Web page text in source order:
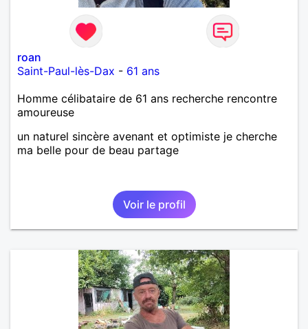
roan
Saint-Paul-lès-Dax - 61 ans
Homme célibataire de 61 ans recherche rencontre
amoureuse
un naturel sincère avenant et optimiste je cherche
ma belle pour de beau partage
Voir le profil